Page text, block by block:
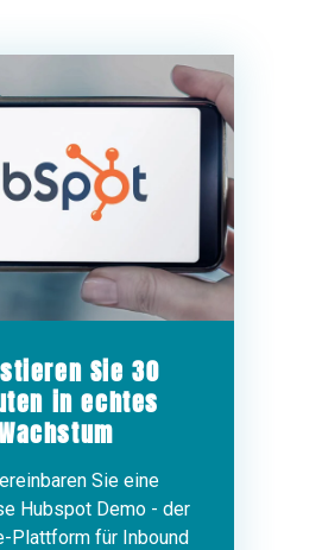
Sie 30
in echtes
Sie eine
Hubspot Demo - der
Plattform für Inbound